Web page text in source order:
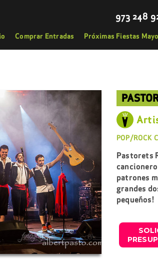
973 248
Comprar Entradas Próximas Fiestas
POP/ROCK
Pastorets
patrones
grandes
pequeños!